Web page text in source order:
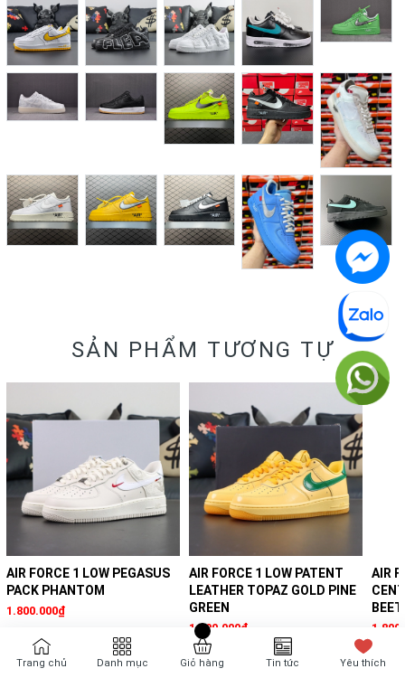
SẢN PHẨM TƯƠNG TỰ
AIR FORCE 1 LOW PEGASUS
PACK PHANTOM
1.800.000₫
AIR FORCE 1 LOW PATENT
LEATHER TOPAZ GOLD PINE
GREEN
1.800.000₫
AIR
Trang chủ Danh mục Giỏ hàng Tin tức Yêu thích